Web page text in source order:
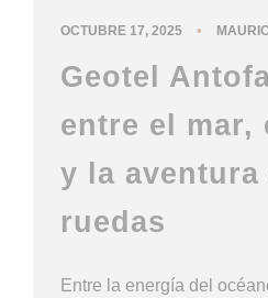
OCTUBRE 17, 2025 •
Geotel
entre el mar,
y la aventura
ruedas
Entre la energía del